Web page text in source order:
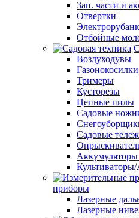
Зап. части и
Отвертки
Отбойные
Воздуходувы
Газонокосилки
Тримеры
Кусторезы
Цепные пилы
Садовые
Садовые
приборы
Лазерные
Лазерные